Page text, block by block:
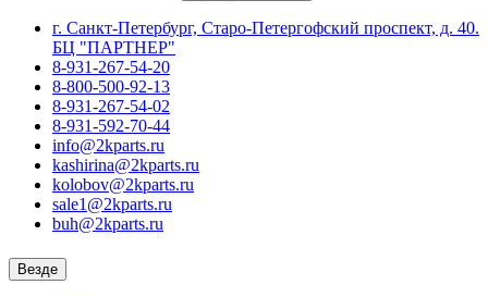
г. Санкт-Петербург, Старо-Петергофский проспект, д. 40.
БЦ "ПАРТНЕР"
8-931-267-54-20
8-800-500-92-13
8-931-267-54-02
8-931-592-70-44
info@2kparts.ru
kashirina@2kparts.ru
kolobov@2kparts.ru
sale1@2kparts.ru
buh@2kparts.ru
Везде